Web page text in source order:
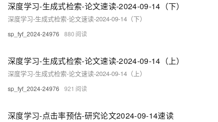
深度学习-生成式检索-论文速读-2024-09-14（下）
深度学习-生成式检索-论文速读-2024-09-14（下）
sp_fyf_2024-24976 880
深度学习-生成式检索-论文速读-2024-09-14（上）
深度学习-生成式检索-论文速读-2024-09-14（上）
sp_fyf_2024-24976 921
深度学习-点击率预估-研究论文2024-09-14速读